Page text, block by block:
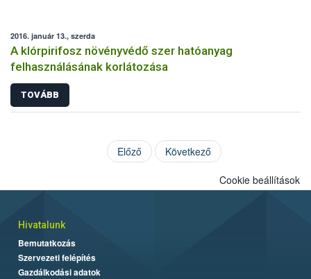
2016. január 13., szerda
A klórpirifosz növényvédő szer hatóanyag
felhasználásának korlátozása
TOVÁBB
Előző Következő
Cookie beállítások
Hivatalunk
Bemutatkozás
Szervezeti felépítés
Gazdálkodási adatok